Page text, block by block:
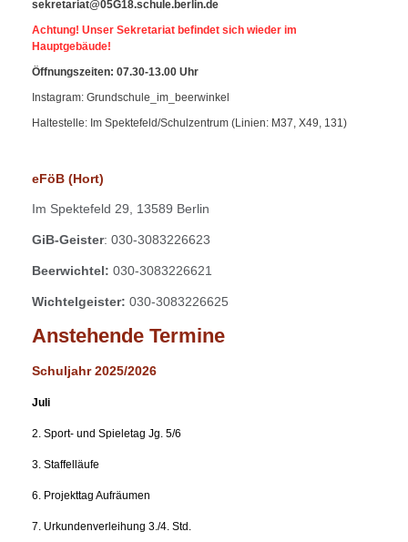
sekretariat@05G18.schule.berlin.de
Achtung! Unser Sekretariat befindet sich wieder im
Hauptgebäude!
Öffnungszeiten: 07.30-13.00 Uhr
Instagram: Grundschule_im_beerwinkel
Haltestelle: Im Spektefeld/Schulzentrum (Linien: M37, X49, 131)
eFöB (Hort)
Im Spektefeld 29, 13589 Berlin
GiB-Geister: 030-3083226623
Beerwichtel: 030-3083226621
Wichtelgeister: 030-3083226625
Anstehende Termine
Schuljahr 2025/2026
Juli
2. Sport- und Spieletag Jg. 5/6
3. Staffelläufe
6. Projekttag Aufräumen
7. Urkundenverleihung 3./4. Std.